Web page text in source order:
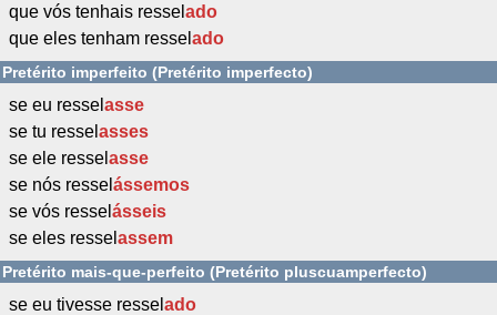
que vós tenhais ressel ado
que eles tenham ressel ado
Pretérito imperfeito (Pretérito imperfecto)
se eu ressel asse
se tu ressel asses
se ele ressel asse
se nós ressel ássemos
se vós ressel ásseis
se eles ressel assem
Pretérito mais-que-perfeito (Pretérito pluscuamperfecto)
se eu tivesse ressel ado